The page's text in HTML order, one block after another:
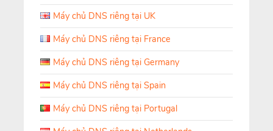
Máy chủ DNS riêng tại UK
Máy chủ DNS riêng tại France
Máy chủ DNS riêng tại Germany
Máy chủ DNS riêng tại Spain
Máy chủ DNS riêng tại Portugal